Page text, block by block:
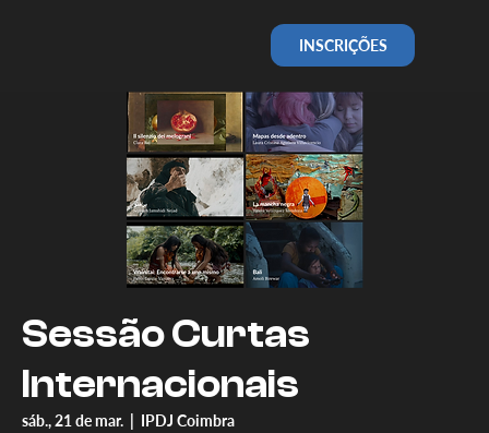
INSCRIÇÕES
Sessão Curtas
Internacionais
sáb., 21 de mar. IPDJ Coimbra